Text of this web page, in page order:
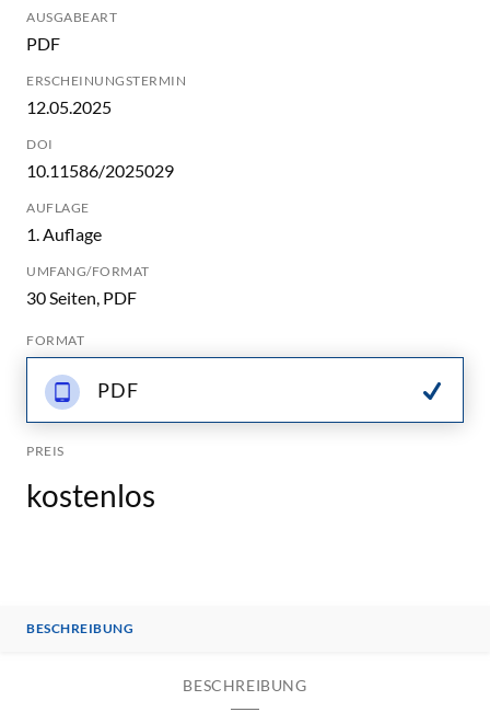
AUSGABEART
PDF
ERSCHEINUNGSTERMIN
12.05.2025
DOI
10.11586/2025029
AUFLAGE
1. Auflage
UMFANG/FORMAT
30 Seiten, PDF
FORMAT
PDF
PREIS
kostenlos
BESCHREIBUNG
BESCHREIBUNG